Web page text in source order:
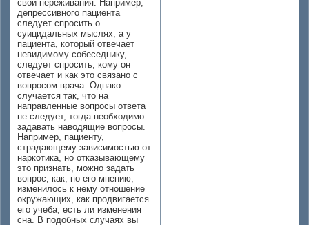
свои переживания. Например,
депрессивного пациента
следует спросить о
суицидальных мыслях, а у
пациента, который отвечает
невидимому собеседнику,
следует спросить, кому он
отвечает и как это связано с
вопросом врача. Однако
случается так, что на
направленные вопросы ответа
не следует, тогда необходимо
задавать наводящие вопросы.
Например, пациенту,
страдающему зависимостью от
наркотика, но отказывающему
это признать, можно задать
вопрос, как, по его мнению,
изменилось к нему отношение
окружающих, как продвигается
его учеба, есть ли изменения
сна. В подобных случаях вы